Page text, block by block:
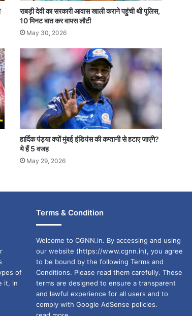
राबड़ी देवी का सरकारी आवास खाली कराने पहुंची थी पुलिस,
10 मिनट बात कर वापस लौटी
May 30, 2026
हार्दिक पंड्या क्यों मुंबई इंडियंस की कप्तानी से हटाए जाएंगे?
ये हैं 5 वजह
May 29, 2026
of
it, in
Terms & Condition
Welcome to CGNN.in. By accessing and using
our website (https://www.cgnn.in), you agree
to be bound by the following Terms and
Conditions. Please read them carefully. These
terms are designed to ensure a transparent
and lawful experience for all users and to
comply with Google AdSense policies.